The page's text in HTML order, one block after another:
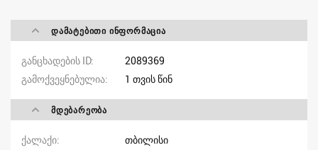
ᲓᲐᲛᲐᲢᲔᲑᲘᲗᲘ ᲘᲜᲤᲝᲠᲛᲐᲪᲘᲐ
განცხადების ID
2089369
გამოქვეყნებულია
1 თვის წინ
ᲛᲓᲔᲑᲐᲠᲔᲝᲑᲐ
ქალაქი
თბილისი